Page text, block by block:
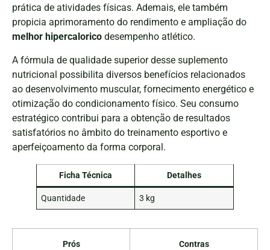
prática de atividades físicas. Ademais, ele também
propicia aprimoramento do rendimento e ampliação do
melhor hipercalorico desempenho atlético.
A fórmula de qualidade superior desse suplemento
nutricional possibilita diversos benefícios relacionados
ao desenvolvimento muscular, fornecimento energético e
otimização do condicionamento físico. Seu consumo
estratégico contribui para a obtenção de resultados
satisfatórios no âmbito do treinamento esportivo e
aperfeiçoamento da forma corporal.
Ficha Técnica Detalhes
Quantidade 3 kg
Prós Contras